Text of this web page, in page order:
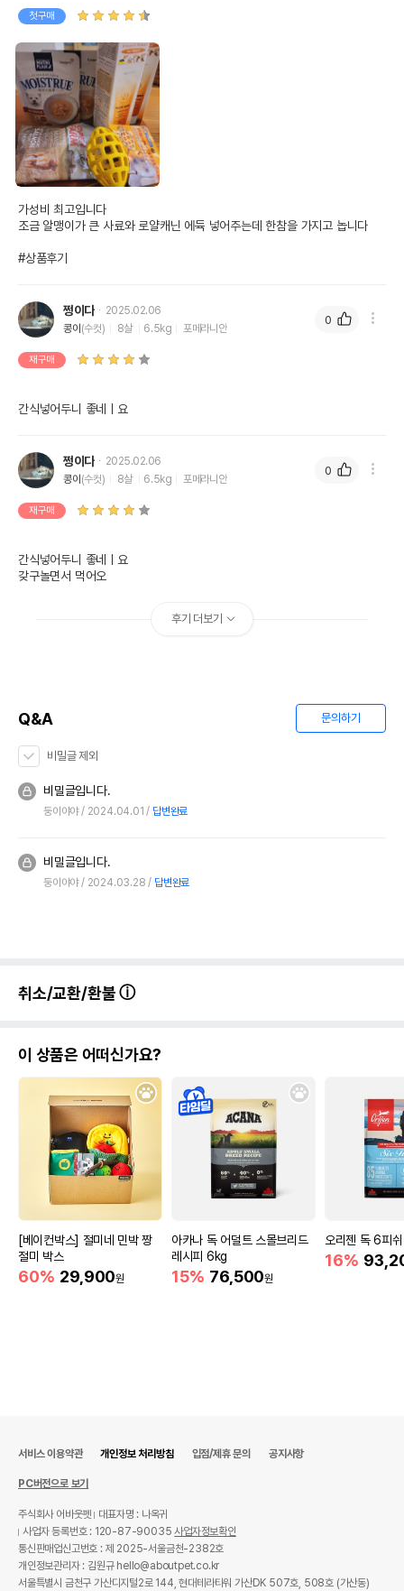
첫구매
가성비 최고입니다
조금 알맹이가 큰 사료와 로얄캐닌 에듁 넣어주는데 한참을 가지고 놉니다
#상품후기
쩡이다
2025.02.06
콩이 (수컷) 8살 6.5kg 포메라니안
재구매
간식넣어두니 좋네ㅣ요
0
쩡이다
2025.02.06
콩이 (수컷) 8살 6.5kg 포메라니안
재구매
간식넣어두니 좋네ㅣ요
갖구놀면서 먹어오
0
후기 더보기
Q&A 문의하기
비밀글 제외
비밀글입니다.
둥이야야 2024.04.01 답변완료
비밀글입니다.
둥이야야 2024.03.28 답변완료
취소/교환/환불
이 상품은 어떠신가요?
[베이컨박스] 절미네 민박 짱
절미 박스
60% 29,900원
아카나 독 어덜트 스몰브리드
레시피 6kg
15% 76,500원
오리젠 독 6피
16%
서비스 이용약관 개인정보 처리방침 입점/제휴 문의 공지사항
PC버전으로 보기
주식회사 어바웃펫
대표자명 : 나옥귀
사업자 등록번호 : 120-87-90035사업자정보확인
통신판매업신고번호 : 제 2025-서울금천-2382호
개인정보관리자 : 김원규 hello@aboutpet.co.kr
서울특별시 금천구 가산디지털2로 144, 현대테라타워 가산DK 507호, 508호 (가산동)